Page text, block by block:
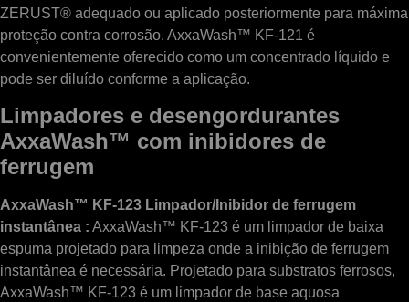
ZERUST® adequado ou aplicado posteriormente para máxima
proteção contra corrosão. AxxaWash™ KF-121 é
convenientemente oferecido como um concentrado líquido e
pode ser diluído conforme a aplicação.
Limpadores e desengordurantes
AxxaWash™ com inibidores de
ferrugem
AxxaWash™ KF-123 Limpador/Inibidor de ferrugem
instantânea : AxxaWash™ KF-123 é um limpador de baixa
espuma projetado para limpeza onde a inibição de ferrugem
instantânea é necessária. Projetado para substratos ferrosos,
AxxaWash™ KF-123 é um limpador de base aquosa